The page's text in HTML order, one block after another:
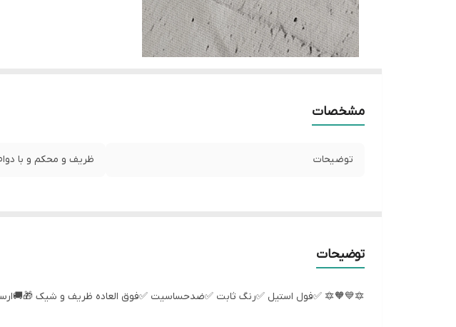
مشخصات
توضیحات ظریف و محکم و با
توضیحات
🔯💙🧡🔯 ✅فول استیل ✅رنگ ثابت ✅ضدحساسیت ✅فوق العاده ظریف و شیک